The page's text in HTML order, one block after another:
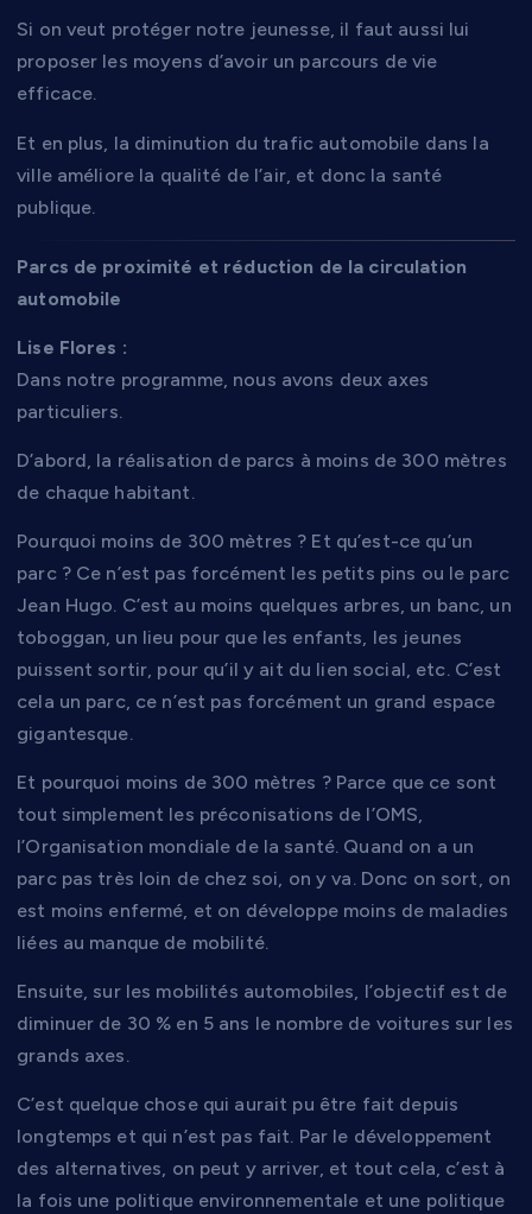
Si on veut protéger notre jeunesse, il faut aussi lui
proposer les moyens d’avoir un parcours de vie
efficace.
Et en plus, la diminution du trafic automobile dans la
ville améliore la qualité de l’air, et donc la santé
publique.
Parcs de proximité et réduction de la circulation
automobile
Lise Flores :
Dans notre programme, nous avons deux axes
particuliers.
D’abord, la réalisation de parcs à moins de 300 mètres
de chaque habitant.
Pourquoi moins de 300 mètres ? Et qu’est-ce qu’un
parc ? Ce n’est pas forcément les petits pins ou le parc
Jean Hugo. C’est au moins quelques arbres, un banc, un
toboggan, un lieu pour que les enfants, les jeunes
puissent sortir, pour qu’il y ait du lien social, etc. C’est
cela un parc, ce n’est pas forcément un grand espace
gigantesque.
Et pourquoi moins de 300 mètres ? Parce que ce sont
tout simplement les préconisations de l’OMS,
l’Organisation mondiale de la santé. Quand on a un
parc pas très loin de chez soi, on y va. Donc on sort, on
est moins enfermé, et on développe moins de maladies
liées au manque de mobilité.
Ensuite, sur les mobilités automobiles, l’objectif est de
diminuer de 30 % en 5 ans le nombre de voitures sur les
grands axes.
C’est quelque chose qui aurait pu être fait depuis
longtemps et qui n’est pas fait. Par le développement
des alternatives, on peut y arriver, et tout cela, c’est à
la fois une politique environnementale et une politique